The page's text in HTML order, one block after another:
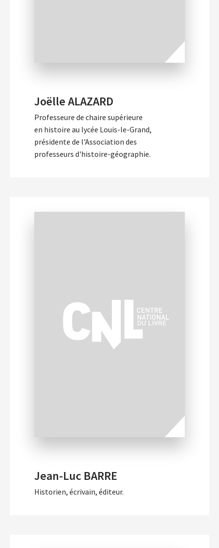
Joëlle ALAZARD
Professeure de chaire supérieure
en histoire au lycée Louis-le-Grand,
présidente de l'Association des
professeurs d'histoire-géographie.
Jean-Luc BARRE
Historien, écrivain, éditeur.